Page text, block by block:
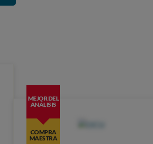
MEJOR DEL
ANÁLISIS
COMPRA
MAESTRA